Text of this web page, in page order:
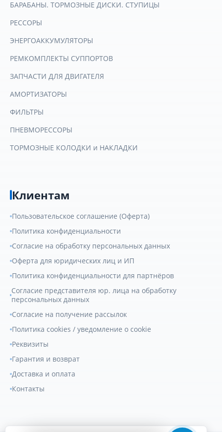
БАРАБАНЫ. ТОРМОЗНЫЕ ДИСКИ. СТУПИЦЫ
РЕССОРЫ
ЭНЕРГОАККУМУЛЯТОРЫ
РЕМКОМПЛЕКТЫ СУППОРТОВ
ЗАПЧАСТИ ДЛЯ ДВИГАТЕЛЯ
АМОРТИЗАТОРЫ
ФИЛЬТРЫ
ПНЕВМОРЕССОРЫ
ТОРМОЗНЫЕ КОЛОДКИ и НАКЛАДКИ
Клиентам
Пользовательское соглашение (Оферта)
Политика конфиденциальности
Согласие на обработку персональных данных
Оферта для юридических лиц и ИП
Политика конфиденциальности для партнёров
Согласие представителя юр. лица на обработку
персональных данных
Согласие на получение рассылок
Политика cookies / уведомление о cookie
Реквизиты
Гарантия и возврат
Доставка и оплата
Контакты